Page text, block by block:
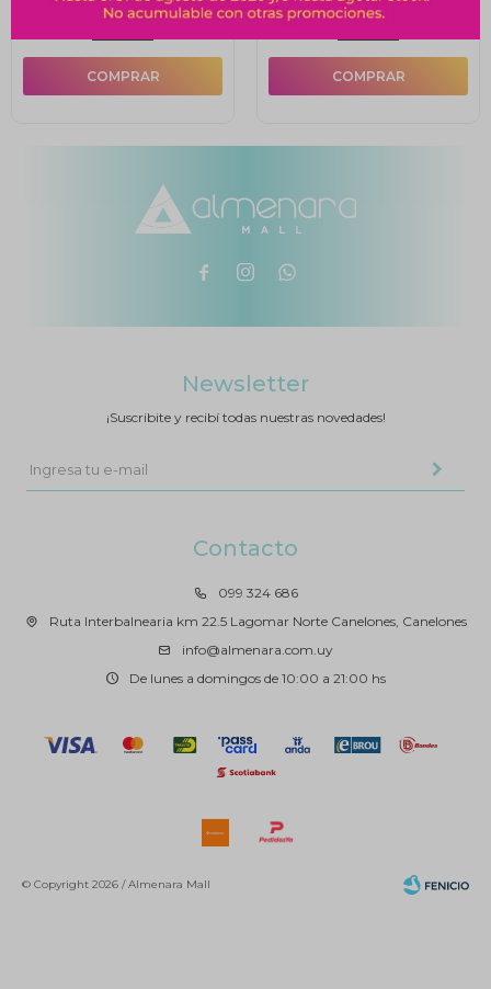
  
Contacto
099 324 686
Ruta Interbalnearia km 22.5 Lagomar Norte Canelones, Canelones
info@almenara.com.uy
De lunes a domingos de 10:00 a 21:00 hs
Newsletter
¡Suscribite y recibí todas nuestras novedades!
© Copyright 2026 / Almenara Mall